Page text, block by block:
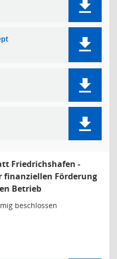
Friedrichshafen -
finanziellen Förderung
Betrieb
beschlossen